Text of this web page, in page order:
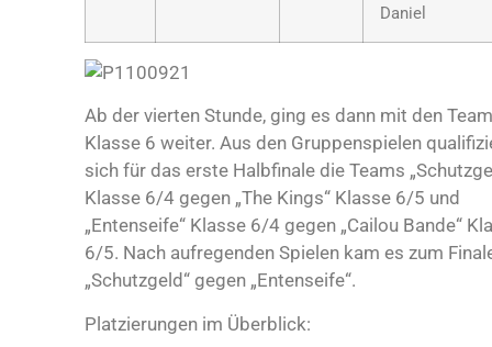
Daniel
Ab der vierten Stunde, ging es dann mit den
Klasse 6 weiter. Aus den Gruppenspielen
sich für das erste Halbfinale die Teams
Klasse 6/4 gegen „The Kings“ Klasse 6/5 und
„Entenseife“ Klasse 6/4 gegen „Cailou Bande“
6/5. Nach aufregenden Spielen kam es zum
„Schutzgeld“ gegen „Entenseife“.
Platzierungen im Überblick: